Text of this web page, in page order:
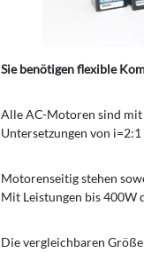
Sie benötigen flexible
Alle AC-Motoren sind mit
Untersetzungen von
Motorenseitig stehen
Mit Leistungen bis 400W
Die vergleichbaren